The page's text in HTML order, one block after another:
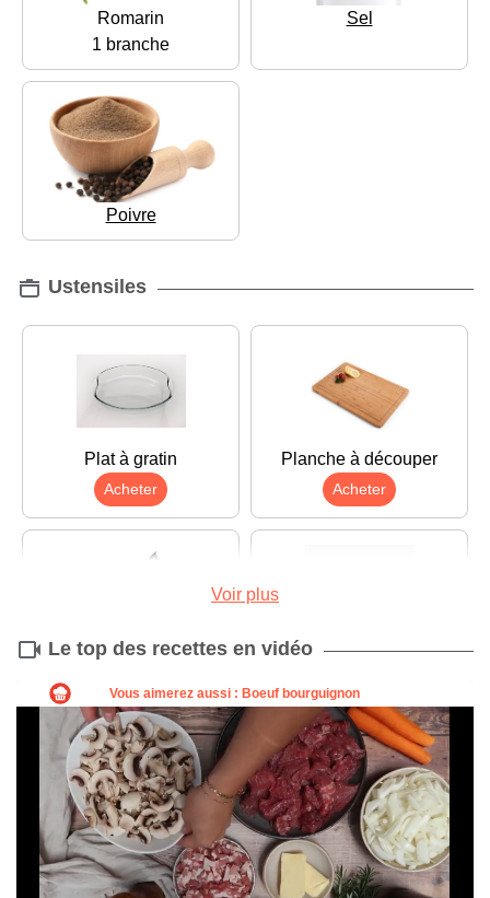
Romarin
1 branche
Sel
Poivre
Ustensiles
Plat à gratin
Acheter
Planche à découper
Acheter
Couteau
Acheter Acheter
Voir plus
Le top des recettes en vidéo